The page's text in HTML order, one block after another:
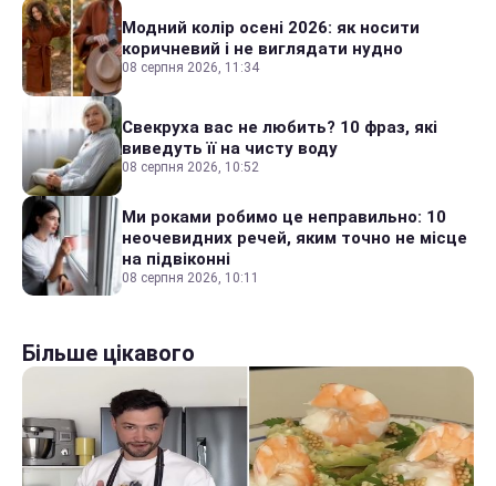
Модний колір осені 2026: як носити
коричневий і не виглядати нудно
08 серпня 2026, 11:34
Свекруха вас не любить? 10 фраз, які
виведуть її на чисту воду
08 серпня 2026, 10:52
Ми роками робимо це неправильно: 10
неочевидних речей, яким точно не місце
на підвіконні
08 серпня 2026, 10:11
Більше цікавого